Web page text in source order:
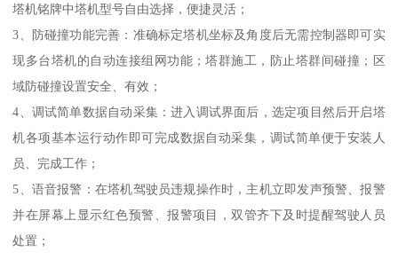
塔机铭牌中塔机型号自由选择，便捷灵活；
3、防碰撞功能完善：准确标定塔机坐标及角度后无需控制器即可实
现多台塔机的自动连接组网功能；塔群施工，防止塔群间碰撞；区
域防碰撞设置安全、有效；
4、调试简单数据自动采集：进入调试界面后，选定项目然后开启塔
机各项基本运行动作即可完成数据自动采集，调试简单便于安装人
员、完成工作；
5、语音报警：在塔机驾驶员违规操作时，主机立即发声预警、报警
并在屏幕上显示红色预警、报警项目，双管齐下及时提醒驾驶人员
处置；